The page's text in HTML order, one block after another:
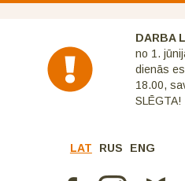
DARBA
no 1.
dienās
18.00,
SLĒGTA!
LAT RUS ENG